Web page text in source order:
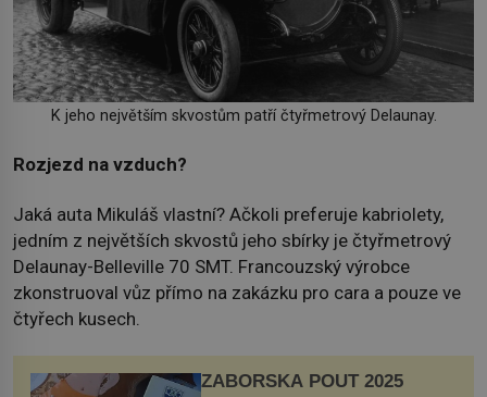
K jeho největším skvostům patří čtyřmetrový Delaunay.
Rozjezd na vzduch?
Jaká auta Mikuláš vlastní? Ačkoli preferuje kabriolety,
jedním z největších skvostů jeho sbírky je čtyřmetrový
Delaunay-Belleville 70 SMT. Francouzský výrobce
zkonstruoval vůz přímo na zakázku pro cara a pouze ve
čtyřech kusech.
ZÁBOŘSKÁ POUŤ 2025